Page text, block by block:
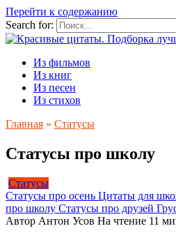
Перейти к содержанию
Search for:
Из фильмов
Из книг
Из песен
Из стихов
Главная » Статусы
Статусы про школу
Статусы
Статусы про осень Цитаты для
про школу Статусы про друзей
Автор Антон Усов На чтение 11